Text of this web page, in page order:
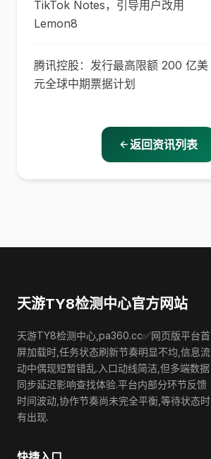
TikTok Notes，引导用户改用
Lemon8
腾讯控股：发行最高限额 200 亿美
元全球中期票据计划
返回资讯列表
天游TY8检测中心官方网站
天游TY8检测中心,pa360.cc✅网页版平台首
屏加载时,任务状态刷新节奏明显不均,信息流
动中偶现短暂错乱.入口动线简洁,但多端数据
同步延迟影响查找体验.平台内部分环节反馈
时间波动,协作节奏尚未完全平衡,等待状态时
有出现.